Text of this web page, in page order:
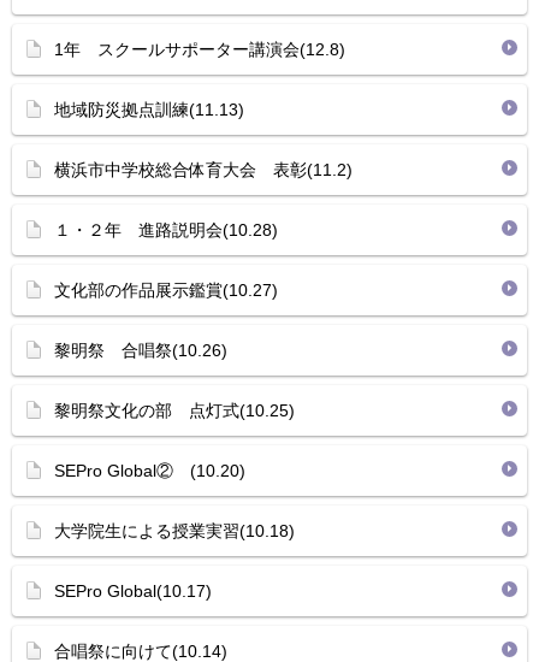
1年 スクールサポーター講演会(12.8)
地域防災拠点訓練(11.13)
横浜市中学校総合体育大会 表彰(11.2)
１・２年 進路説明会(10.28)
文化部の作品展示鑑賞(10.27)
黎明祭 合唱祭(10.26)
黎明祭文化の部 点灯式(10.25)
SEPro Global② (10.20)
大学院生による授業実習(10.18)
SEPro Global(10.17)
合唱祭に向けて(10.14)